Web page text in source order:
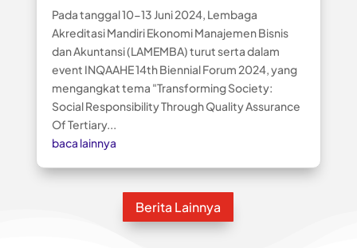
Pada tanggal 10-13 Juni 2024, Lembaga
Akreditasi Mandiri Ekonomi Manajemen Bisnis
dan Akuntansi (LAMEMBA) turut serta dalam
event INQAAHE 14th Biennial Forum 2024, yang
mengangkat tema "Transforming Society:
Social Responsibility Through Quality Assurance
Of Tertiary...
baca lainnya
Berita Lainnya